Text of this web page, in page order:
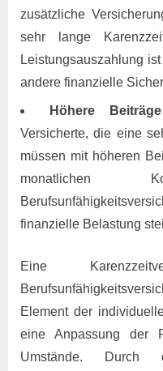
zusätzliche
sehr lange
Leistungsauszahlung
andere finanzielle
Höhere
Versicherte, die eine
müssen mit höheren
finanzielle Belastung
Eine
Element der
eine Anpassung der
Umstände. Durch